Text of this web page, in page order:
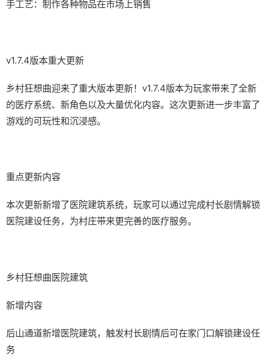
手工艺：制作各种物品在市场上销售
v1.7.4版本重大更新
乡村狂想曲迎来了重大版本更新！v1.7.4版本为玩家带来了全新
的医疗系统、新角色以及大量优化内容。这次更新进一步丰富了
游戏的可玩性和沉浸感。
重点更新内容
本次更新新增了医院建筑系统，玩家可以通过完成村长剧情解锁
医院建设任务，为村庄带来更完善的医疗服务。
乡村狂想曲医院建筑
新增内容
后山通道新增医院建筑，触发村长剧情后可在家门口解锁建设任
务